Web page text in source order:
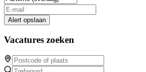
Alert opslaan
Vacatures zoeken